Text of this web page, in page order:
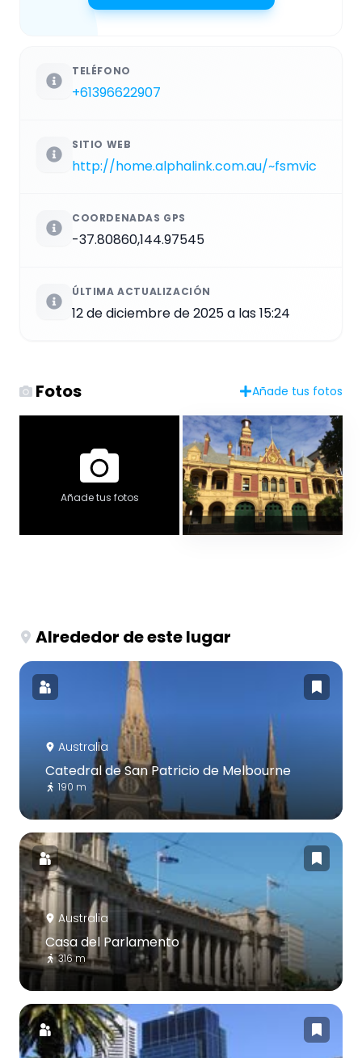
TELÉFONO
+61396622907
SITIO WEB
http://home.alphalink.com.au/~fsmvic
COORDENADAS GPS
-37.80860,144.97545
ÚLTIMA ACTUALIZACIÓN
12 de diciembre de 2025 a las 15:24
Fotos Añade tus fotos
Añade tus fotos
Alrededor de este lugar
Australia
Catedral de San Patricio de Melbourne
190 m
Australia
Casa del Parlamento
316 m